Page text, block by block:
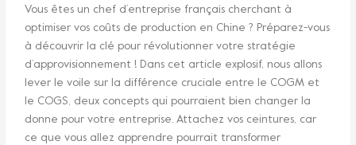
Vous êtes un chef d’entreprise français cherchant à
optimiser vos coûts de production en Chine ? Préparez-vous
à découvrir la clé pour révolutionner votre stratégie
d’approvisionnement ! Dans cet article explosif, nous allons
lever le voile sur la différence cruciale entre le COGM et
le COGS, deux concepts qui pourraient bien changer la
donne pour votre entreprise. Attachez vos ceintures, car
ce que vous allez apprendre pourrait transformer